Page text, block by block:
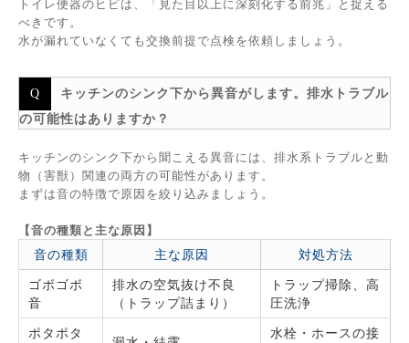
トイレ便器のヒビは、「見た目以上に深刻化する前兆」と捉える
べきです。
水が漏れていなくても交換前提で点検を依頼しましょう。
キッチンのシンク下から異音がします。排水トラブル
の可能性はありますか？
キッチンのシンク下から聞こえる異音には、排水系トラブルと動
物（害獣）関連の両方の可能性があります。
まずは音の特徴で原因を絞り込みましょう。
【音の種類と主な原因】
音の種類 主な原因
対処方法
ゴボゴボ
音
排水の空気抜け不良
（トラップ詰まり）
トラップ掃除、高
圧洗浄
ポタポタ
水栓・ホースの接